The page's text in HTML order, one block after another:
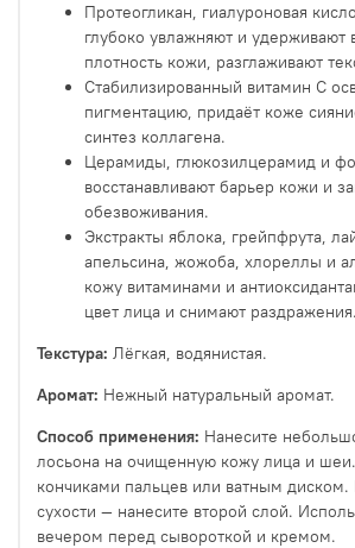
Протеогликан, гиалуроновая
глубоко увлажняют и удерживают
плотность кожи, разглаживают
Стабилизированный витамин С
пигментацию, придаёт коже
синтез коллагена.
Церамиды, глюкозилцерамид и
восстанавливают барьер кожи и
обезвоживания.
Экстракты яблока, грейпфрута,
апельсина, жожоба, хлореллы и
кожу витаминами и
цвет лица и снимают раздражения.
Текстура: Лёгкая, водянистая.
Аромат: Нежный натуральный аромат.
Способ применения: Нанесите
лосьона на очищенную кожу лица и
кончиками пальцев или ватным
сухости — нанесите второй слой.
вечером перед сывороткой и кремом.